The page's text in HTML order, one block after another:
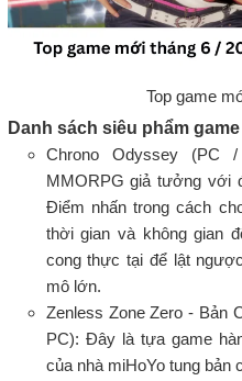
Top game
Danh sách siêu phẩm
Chrono Odyssey (PC
MMORPG giả tưởng với
Điểm nhấn trong cách
thời gian và không gian
cong thực tại để lật
mô lớn.
Zenless Zone Zero - Bản
PC): Đây là tựa game
của nhà miHoYo tung bản